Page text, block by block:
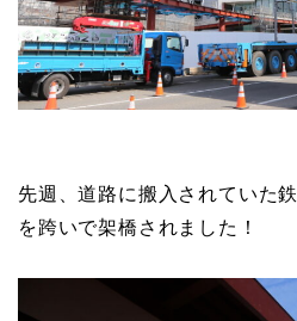
先週、道路に搬入されていた
を跨いで架橋されました！